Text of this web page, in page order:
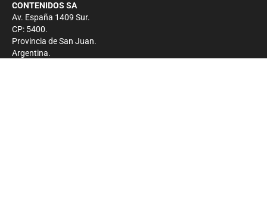
CONTENIDOS SA
Av. España 1409 Sur.
CP: 5400.
Provincia de San Juan.
Argentina.